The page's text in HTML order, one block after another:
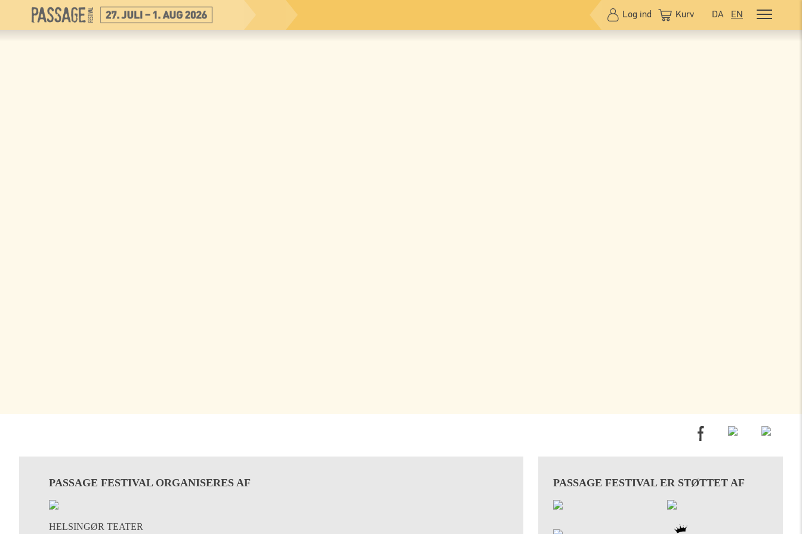
Log ind Kurv DA EN
PASSAGE FESTIVAL ORGANISERES AF
HELSINGØR TEATER
PASSAGE FESTIVAL ER STØTTET AF